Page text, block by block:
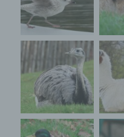
Wir bieten den
auf der Internetseite
Verantwortlichen
individuelle
Beiträgen zu
einer Internetseite
einsehbares Portal,
Personen, die
werden, Artikel
sogenannten
Die Blogposts können
kommentiert werden.